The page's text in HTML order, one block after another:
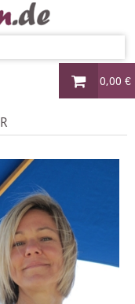
0,00 €